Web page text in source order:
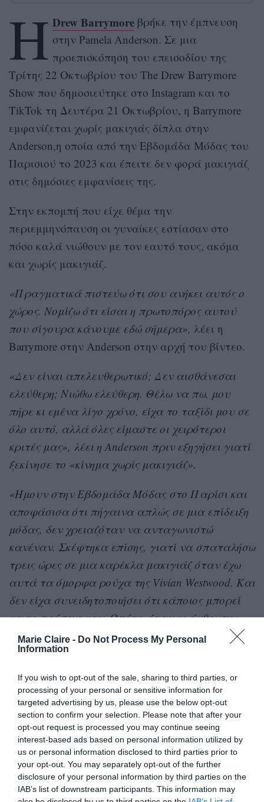
Marie Claire - Do Not Process My Personal
Information
If you wish to opt-out of the sale, sharing to third parties, or
processing of your personal or sensitive information for
targeted advertising by us, please use the below opt-out
section to confirm your selection. Please note that after your
opt-out request is processed you may continue seeing
interest-based ads based on personal information utilized by
us or personal information disclosed to third parties prior to
your opt-out. You may separately opt-out of the further
disclosure of your personal information by third parties on the
IAB’s list of downstream participants. This information may
Η Drew Barrymoreβρήκε την έμπνευση
στην Pamela Anderson. Σε μια
προεπισκόπηση του επεισοδίου της
Τρίτης 22 Οκτωβρίου του The Drew Barrymore
Show που δημοσιεύτηκε στο Instagram και το
TikTok τη Δευτέρα 21 Οκτωβρίου, η Barrymore
εμφανίζεται χωρίς μακιγιάς δίπλα στην
Anderson,η οποία από την Εβδομάδα Μόδας του
Παρισιού το 2023 και έπειτε δεν φορά μακιγιάζ
στις δημόσιες εμφανίσεις της.
Στην εκπομπή που είχε θέμα την
περιεμμηνόπαυση οι γυναίκες εστίασαν στο
πόσο καλά νιώθουν με τον εαυτό τους, ακόμα
και χωρίς μακιγιάζ.
«Πραγματικά πιστεύω ότι σου ανήκει αυτός ο
χώρος. Νομίζω ότι είσαι η πρωτοπόρος αυτού
που σίγουρα κάνουμε εδώ σήμερα», λέει η
Barrymore στην Anderson στην αρχή του βίντεο.
«Δεν είναι απελευθερωτικό; Δεν αισθάνεσαι
ελεύθερη; Νιώθω ελεύθερη. Θέλω να πω, μου
πήρε κι εμένα λίγο χρόνο, είχα το ταξίδι μου σε
όλο αυτό, αλλά όλες είμαστε οι χειρότεροι
κριτές μας», λέει η Anderson πριν εξηγήσει γιατί
ξεκίνησε το «κίνημα χωρίς μακιγιάζ».
«Ήμουν στην Εβδομάδα Μόδας στο Παρίσι και
αποφάσισα ότι πήγαινα απλώς σε μια επίδειξη
μόδας, δεν χρειαζόταν να ανταγωνιστώ
κανέναν. Σκέφτηκα επίσης, γιατί να σπαταλήσω
τρεις ώρες σε μια καρέκλα μακιγιάζ όταν έχω
αυτά τα όμορφα ρούχα της Vivian Westwood. Και
δεν είχα συνειδητοποιήσει ότι κάποιος μπορεί
να το πρόσεχε καν. Οπότε, όταν οι άνθρωποι
άρχισαν να με πλησιάζουν και να μιλούν γι’
αυτό, σκέφτηκα: “Αυτό είναι ένα σπουδαίο
μήνυμα”. Ξέρετε, να το αφήσω πίσω και να
ανακαλύψω ξανά ποια ήμουν. Ήθελα να θυμηθώ
ποια ήμουν. Το αντιλήφθηκα πριν από μερικά
χρόνια και, ξέρετε, κούνησα το κεφάλι μου και
είπα: “Ποια είμαι;”. Και τότε πήγα σπίτι στον
κήπο μου και άρχισα να φυτεύω πράγματα, να
μπαίνω στη φύση και να επιστρέφω στα δέντρα
που με γνώριζαν από τη γέννησή μου»,είπε η